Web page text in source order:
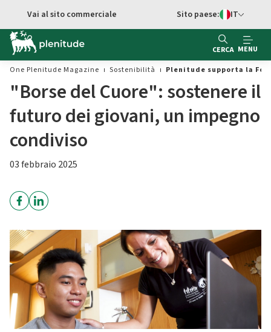
Vai al contenuto principale
Vai al sito commerciale
Switch di
Sito paese: IT
CERCA MENU
One Plenitude Magazine
Sostenibilità Plenitude supporta la
"Borse del Cuore": sostenere il
futuro dei giovani, un impegno
condiviso
03 febbraio 2025